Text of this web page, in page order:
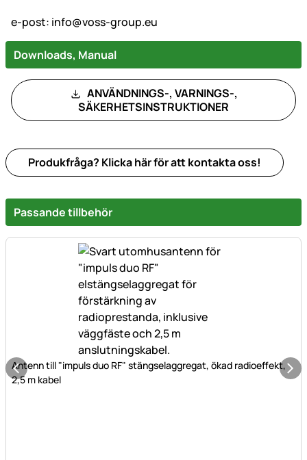
e-post: info@voss-group.eu
Downloads, Manual
ANVÄNDNINGS-, VARNINGS-,
SÄKERHETSINSTRUKTIONER
Produkfråga? Klicka här för att kontakta oss!
Passande tillbehör
Antenn till "impuls duo RF" stängselaggregat, ökad radioeffekt,
2,5 m kabel